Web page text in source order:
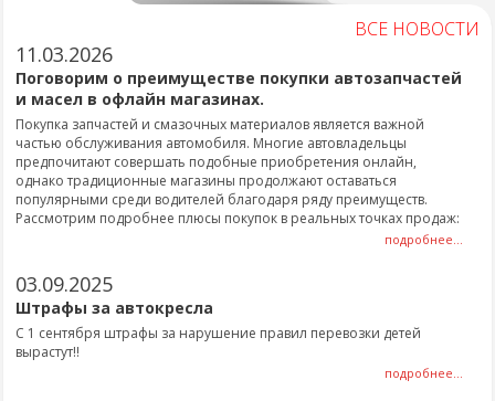
ВСЕ НОВОСТИ
11.03.2026
Поговорим о преимуществе покупки автозапчастей
и масел в офлайн магазинах.
Покупка запчастей и смазочных материалов является важной
частью обслуживания автомобиля. Многие автовладельцы
предпочитают совершать подобные приобретения онлайн,
однако традиционные магазины продолжают оставаться
популярными среди водителей благодаря ряду преимуществ.
Рассмотрим подробнее плюсы покупок в реальных точках продаж:
подробнее...
03.09.2025
Штрафы за автокресла
С 1 сентября штрафы за нарушение правил перевозки детей
вырастут!!
подробнее...